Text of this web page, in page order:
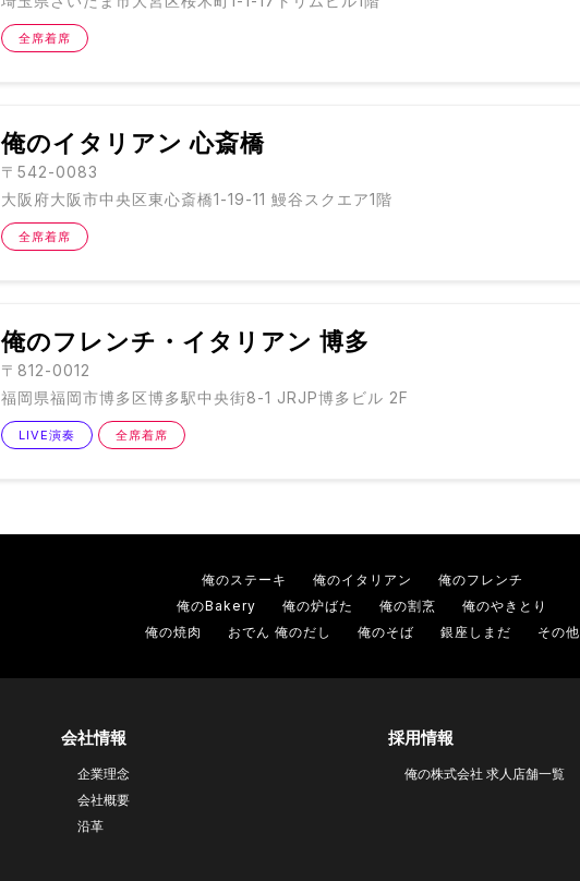
全席着席
俺のイタリアン 心斎橋
〒542-0083
大阪府大阪市中央区東心斎橋1-19-11 鰻谷スクエア1階
全席着席
俺のフレンチ・イタリアン 博多
〒812-0012
福岡県福岡市博多区博多駅中央街8-1 JRJP博多ビル 2F
LIVE演奏 全席着席
俺のステーキ 俺のイタリアン
俺のフレンチ
俺のBakery
俺の炉ばた 俺の割烹
俺のやきとり
俺の焼肉
おでん 俺のだし 俺のそば 銀座しまだ その他
会社情報
企業理念
会社概要
沿革
採用情報
俺の株式会社 求人店舗一覧